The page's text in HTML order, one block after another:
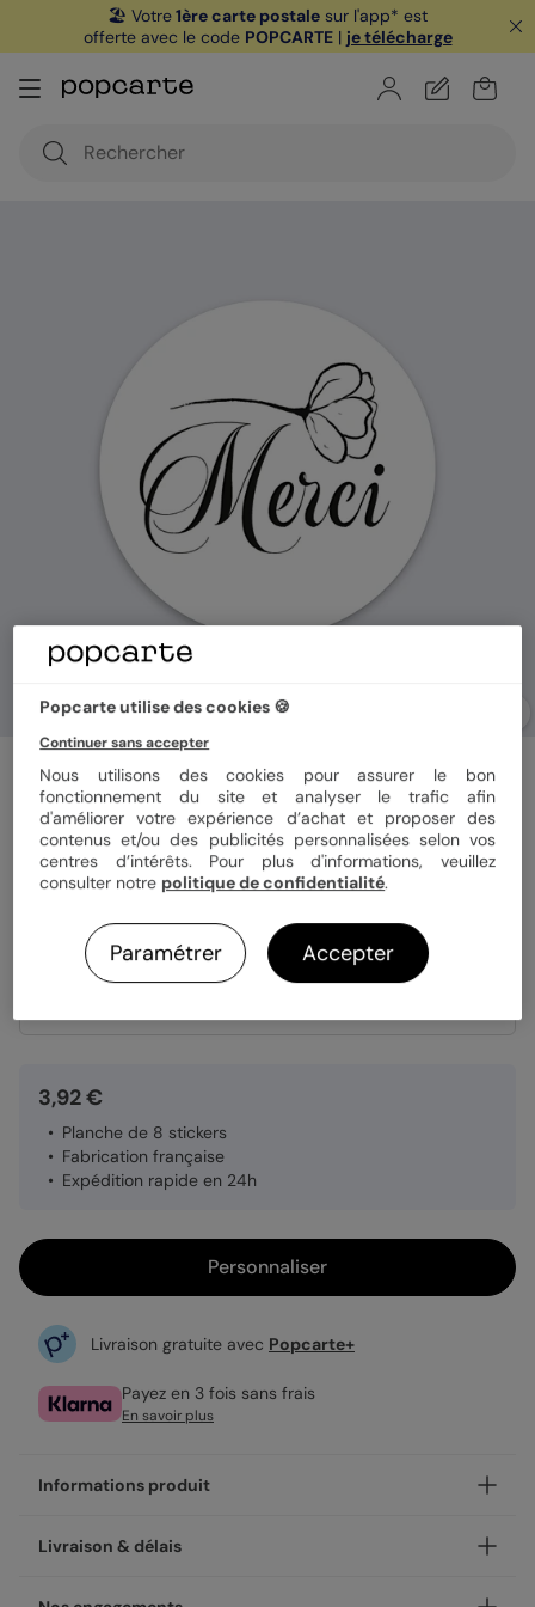
🏖️ Votre1ère carte postale sur l'app* est
offerte avec le code POPCARTE| je télécharge
Stickers mariage
Merci Coquelicot
5( avis)
3,92 €
Planche de 8 stickers
Fabrication française
Expédition rapide en 24h
Personnaliser
Livraison gratuite avec Popcarte+
Payez en 3 fois sans frais
En savoir plus
Informations produit
Personnalisez votre sticker Merci Coquelicot, et ajoutez une
Livraison & délais
Popcarte utilise des cookies 🍪
Continuer sans accepter
Nous utilisons des cookies pour assurer le bon
fonctionnement du site et analyser le trafic afin
d'améliorer votre expérience d’achat et proposer des
contenus et/ou des publicités personnalisées selon vos
centres d’intérêts. Pour plus d'informations, veuillez
consulter notre politique de confidentialité.
Paramétrer Accepter